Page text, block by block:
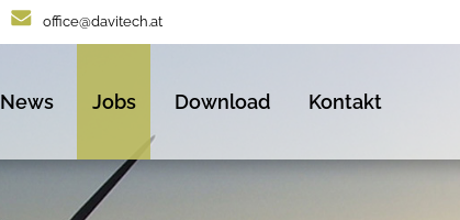
office@davitech.at
News Jobs Download Kontakt